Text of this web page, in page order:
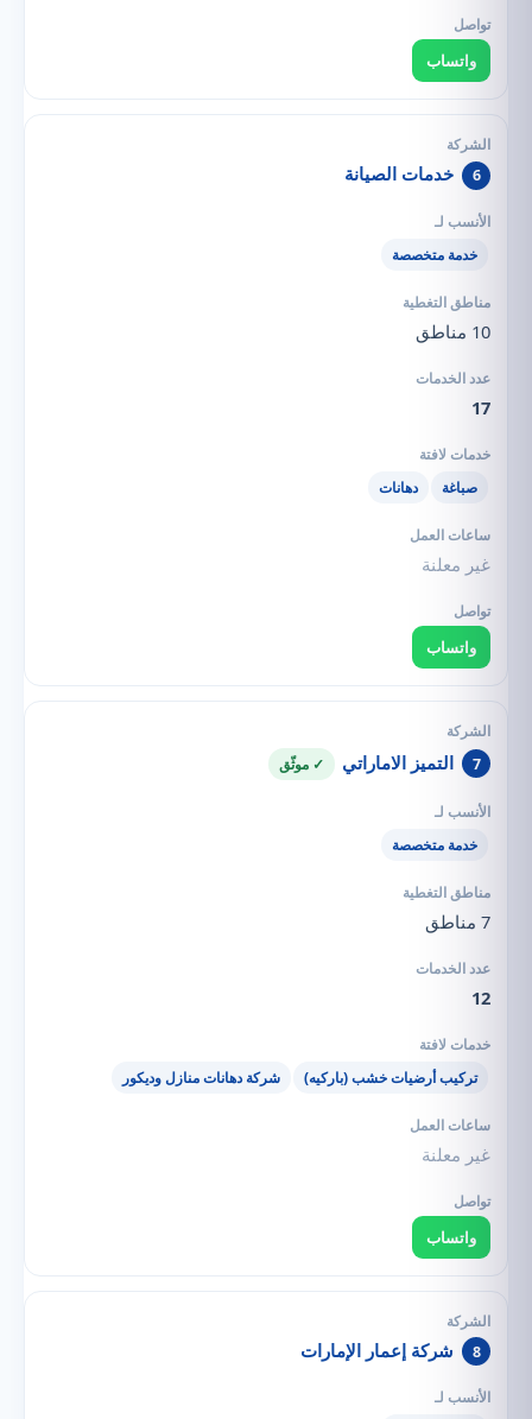
واتساب
6 خدمات الصيانة
خدمة متخصصة
10 مناطق
17
صباغة دهانات
غير معلنة
واتساب
7 التميز الاماراتي ✓ موثّق
خدمة متخصصة
7 مناطق
12
تركيب أرضيات خشب (باركيه) شركة دهانات منازل وديكور
غير معلنة
واتساب
8 شركة إعمار الإمارات